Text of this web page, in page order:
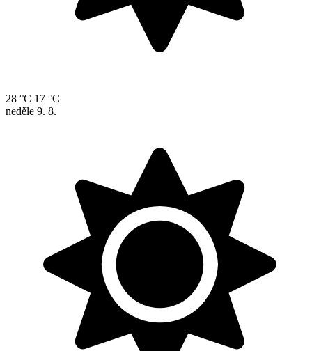
28 °C 17 °C
neděle 9. 8.